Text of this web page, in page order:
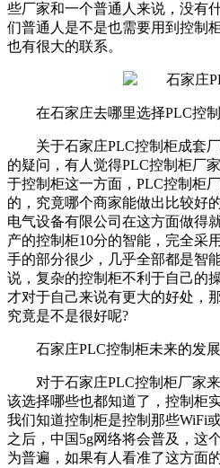
些厂家和一个普通人来说，没有
们普通人是不是也需要用到控制
也有很大的联系。
在石家庄去哪里选择PLC控
关于石家庄PLC控制柜成套
的疑问，有人觉得PLC控制柜厂
于控制柜这一方面，PLC控制柜
的，究竟哪个商家能做出比较好
电气设备有限公司在这方面做得
产的控制柜10分的智能，完全采
手的部分很少，几乎全部都是智
说，复杂的控制柜不利于自己的
才对于自己来说有更大的好处，
究竟是不是很好呢?
石家庄PLC控制柜未来的发展
对于石家庄PLC控制柜厂家
该选择哪些也都知道了，控制柜
我们知道控制柜是控制那些WiFi
之后，中国5g网络将会普及，这
为普遍，如果有人看准了这方面